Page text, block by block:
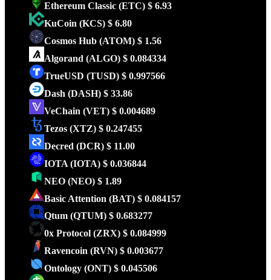
Ethereum Classic (ETC) $ 6.93
KuCoin (KCS) $ 6.80
Cosmos Hub (ATOM) $ 1.56
Algorand (ALGO) $ 0.084334
TrueUSD (TUSD) $ 0.997566
Dash (DASH) $ 33.86
VeChain (VET) $ 0.004689
Tezos (XTZ) $ 0.247455
Decred (DCR) $ 11.00
IOTA (IOTA) $ 0.036844
NEO (NEO) $ 1.89
Basic Attention (BAT) $ 0.084157
Qtum (QTUM) $ 0.683277
0x Protocol (ZRX) $ 0.084999
Ravencoin (RVN) $ 0.003677
Ontology (ONT) $ 0.045506